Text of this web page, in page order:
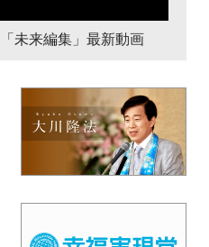
未来編集」最新動画